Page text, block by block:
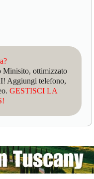
Minisito, ottimizzato
Aggiungi telefono,
GESTISCI LA